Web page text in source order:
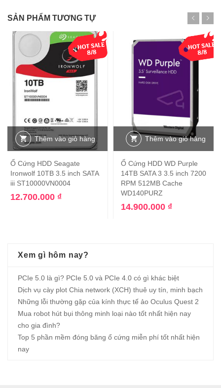
SẢN PHẨM TƯƠNG TỰ
Thêm vào giỏ hàng
Ổ Cứng HDD Seagate
Ironwolf 10TB 3.5 inch SATA
iii ST10000VN0004
12.700.000 ₫
Thêm vào giỏ hàng
Ổ Cứng HDD WD Purple
14TB SATA 3 3.5 inch 7200
RPM 512MB Cache
WD140PURZ
14.900.000 ₫
Xem gì hôm nay?
PCIe 5.0 là gì? PCIe 5.0 và PCIe 4.0 có gì khác biệt
Dịch vụ cày plot Chia network (XCH) thuê uy tín, minh bạch
Những lỗi thường gặp của kính thực tế ảo Oculus Quest 2
Mua robot hút bụi thông minh loại nào tốt nhất hiện nay
cho gia đình?
Top 5 phần mềm đóng băng ổ cứng miễn phí tốt nhất hiện
nay